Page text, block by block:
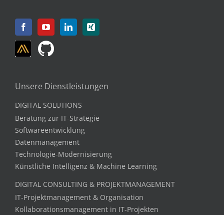
Unsere Dienstleistungen
DIGITAL SOLUTIONS
Beratung zur IT-Strategie
Softwareentwicklung
Datenmanagement
Technologie-Modernisierung
Künstliche Intelligenz & Machine Learning
DIGITAL CONSULTING & PROJEKTMANAGEMENT
IT-Projektmanagement & Organisation
Kollaborationsmanagement in IT-Projekten